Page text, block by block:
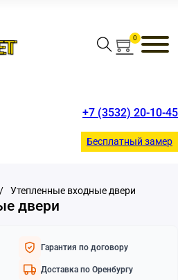
+7 (3532) 20-10-45
Бесплатный замер
0
/ Утепленные входные двери
двери
Гарантия по договору
Доставка по Оренбургу